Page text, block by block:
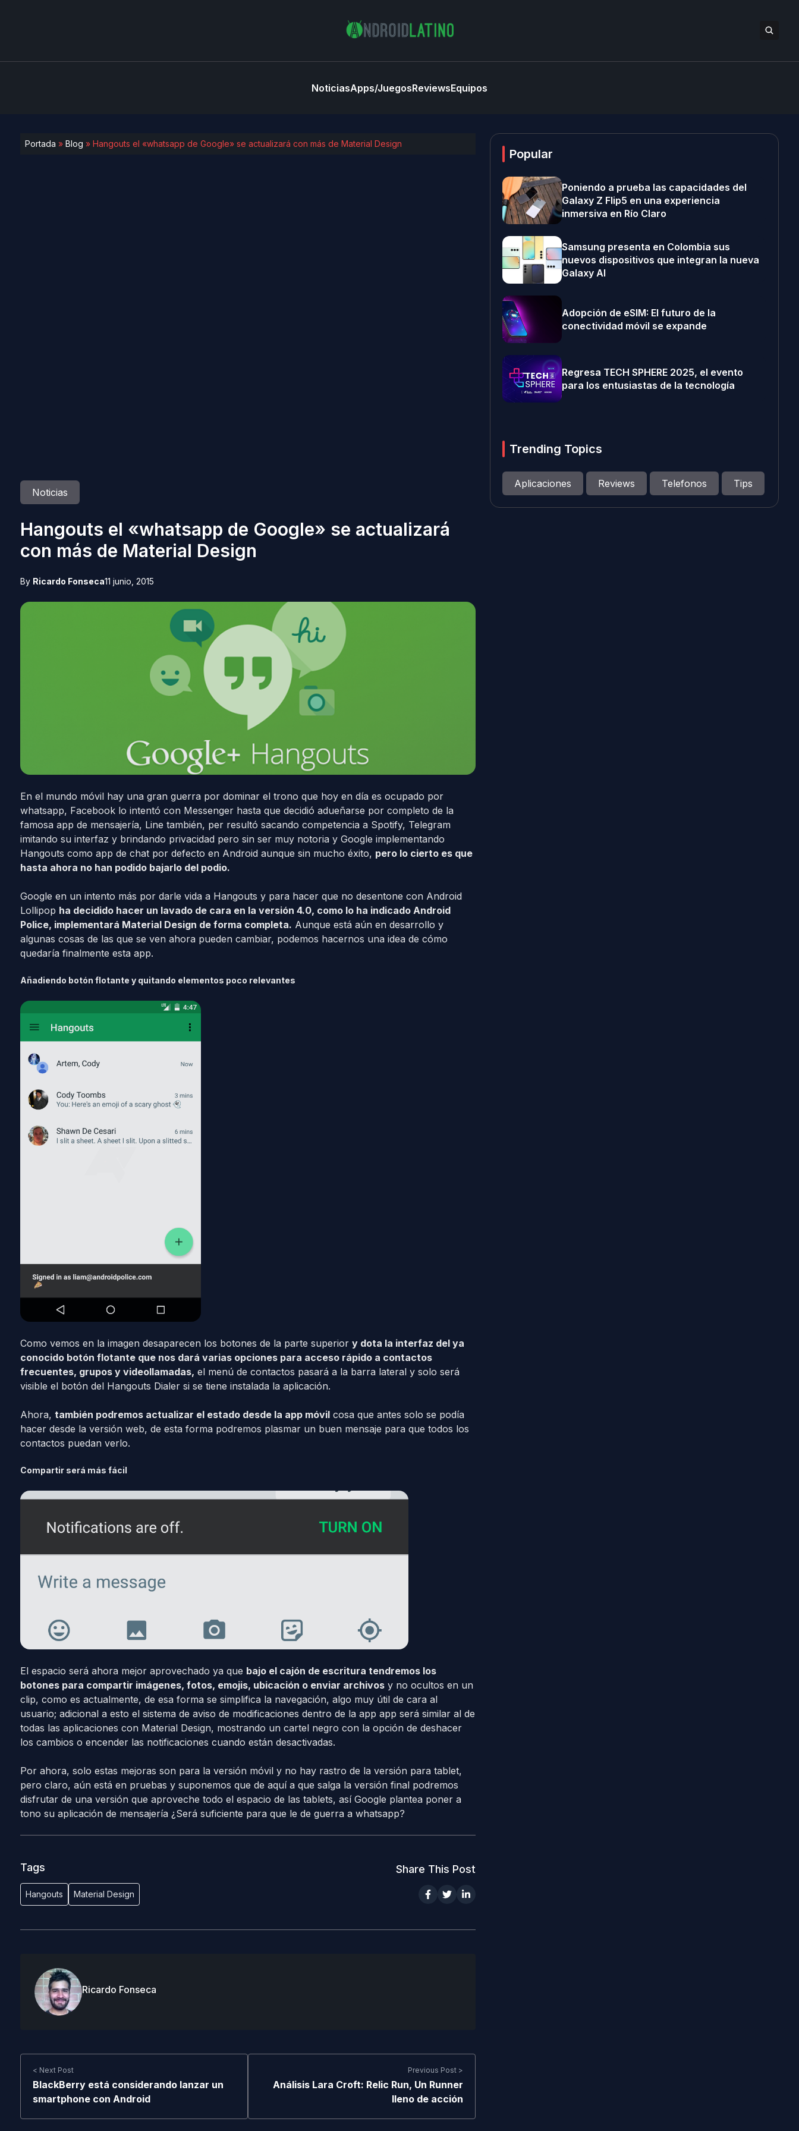
NoticiasApps/JuegosReviewsEquipos
Portada » Blog » Hangouts el «whatsapp de Google» se actualizará con más de Material Design
Noticias
Hangouts el «whatsapp de Google» se actualizará
con más de Material Design
By Ricardo Fonseca11 junio, 2015
En el mundo móvil hay una gran guerra por dominar el trono que hoy en día es ocupado por
whatsapp, Facebook lo intentó con Messenger hasta que decidió adueñarse por completo de la
famosa app de mensajería, Line también, per resultó sacando competencia a Spotify, Telegram
imitando su interfaz y brindando privacidad pero sin ser muy notoria y Google implementando
Hangouts como app de chat por defecto en Android aunque sin mucho éxito, pero lo cierto es que
hasta ahora no han podido bajarlo del podio.
Google en un intento más por darle vida a Hangouts y para hacer que no desentone con Android
Lollipop ha decidido hacer un lavado de cara en la versión 4.0, como lo ha indicado Android
Police, implementará Material Design de forma completa. Aunque está aún en desarrollo y
algunas cosas de las que se ven ahora pueden cambiar, podemos hacernos una idea de cómo
quedaría finalmente esta app.
Añadiendo botón flotante y quitando elementos poco relevantes
Como vemos en la imagen desaparecen los botones de la parte superior y dota la interfaz del ya
conocido botón flotante que nos dará varias opciones para acceso rápido a contactos
frecuentes, grupos y videollamadas, el menú de contactos pasará a la barra lateral y solo será
visible el botón del Hangouts Dialer si se tiene instalada la aplicación.
Ahora, también podremos actualizar el estado desde la app móvilcosa que antes solo se podía
hacer desde la versión web, de esta forma podremos plasmar un buen mensaje para que todos los
contactos puedan verlo.
Compartir será más fácil
El espacio será ahora mejor aprovechado ya que bajo el cajón de escritura tendremos los
botones para compartir imágenes, fotos, emojis, ubicación o enviar archivosy no ocultos en un
clip, como es actualmente, de esa forma se simplifica la navegación, algo muy útil de cara al
usuario; adicional a esto el sistema de aviso de modificaciones dentro de la app app será similar al de
todas las aplicaciones con Material Design, mostrando un cartel negro con la opción de deshacer
los cambios o encender las notificaciones cuando están desactivadas.
Por ahora, solo estas mejoras son para la versión móvil y no hay rastro de la versión para tablet,
pero claro, aún está en pruebas y suponemos que de aquí a que salga la versión final podremos
disfrutar de una versión que aproveche todo el espacio de las tablets, así Google plantea poner a
tono su aplicación de mensajería ¿Será suficiente para que le de guerra a whatsapp?
Tags
Hangouts Material Design
Share This Post
Ricardo Fonseca
< Next Post
BlackBerry está considerando lanzar un
smartphone con Android
Previous Post >
Análisis Lara Croft: Relic Run, Un Runner
lleno de acción
Popular
Poniendo a prueba las capacidades del
Galaxy Z Flip5 en una experiencia
inmersiva en Río Claro
Samsung presenta en Colombia sus
nuevos dispositivos que integran la nueva
Galaxy AI
Adopción de eSIM: El futuro de la
conectividad móvil se expande
Regresa TECH SPHERE 2025, el evento
para los entusiastas de la tecnología
Trending Topics
Aplicaciones Reviews Telefonos Tips